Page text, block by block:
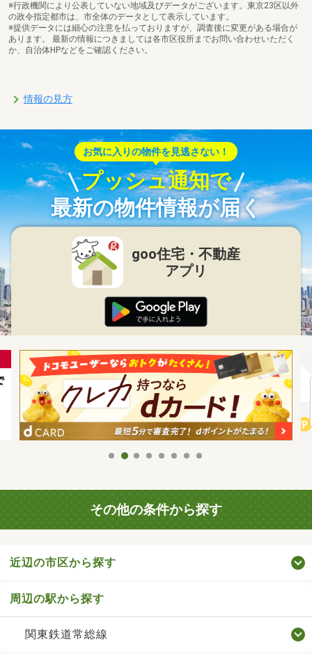
※行政機関により公表していない地域及びデータがございます。東京23区以外
の政令指定都市は、市全体のデータとして表示しています。
※提供データには細心の注意を払っておりますが、調査後に変更がある場合が
あります。 最新の情報につきましては各市区役所までお問い合わせいただく
か、自治体HPなどをご確認ください。
情報の見方
お気に入りの物件を見逃さない！
プッシュ通知で
最新の物件情報が届く
goo住宅・不動産
アプリ
その他の条件から探す
近辺の市区から探す
周辺の駅から探す
関東鉄道常総線